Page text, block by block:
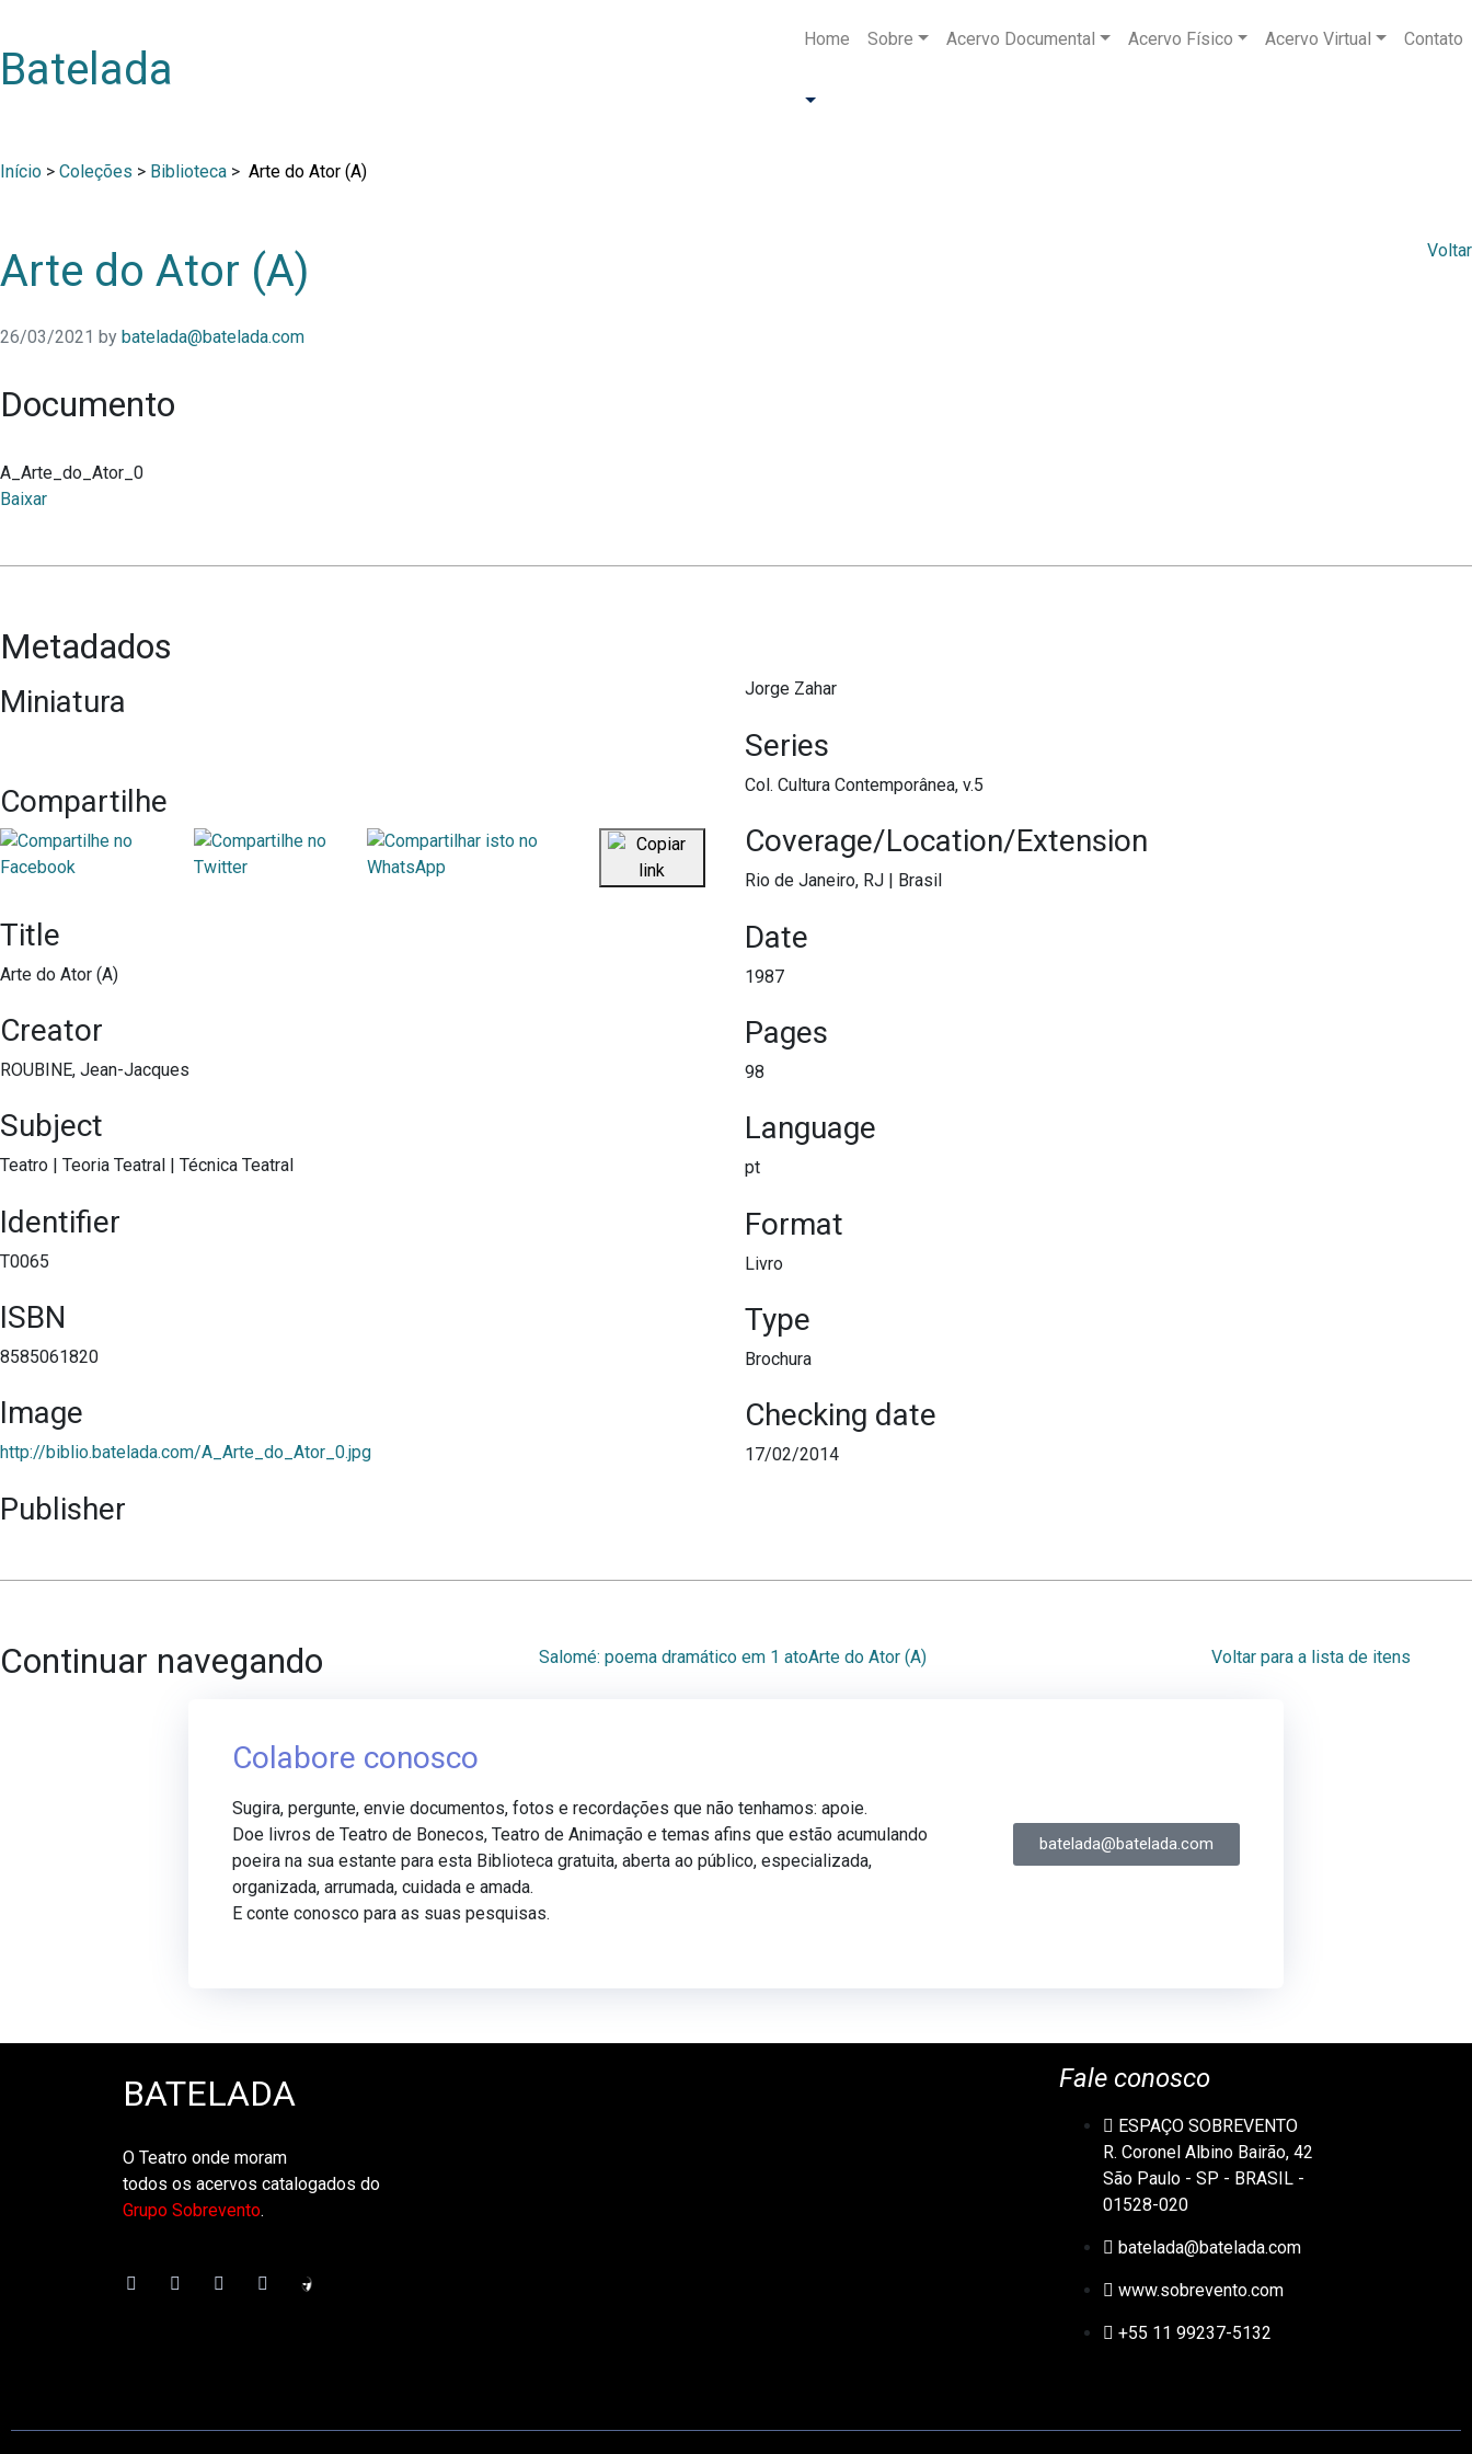
Batelada
Home Sobre Acervo Documental Acervo Físico Acervo Virtual Contato
Início > Coleções > Biblioteca > Arte do Ator (A)
Arte do Ator (A) Voltar
26/03/2021 by batelada@batelada.com
Documento
A_Arte_do_Ator_0
Baixar
Metadados
Miniatura
Compartilhe
Title
Arte do Ator (A)
Creator
ROUBINE, Jean-Jacques
Subject
Teatro Teoria Teatral Técnica Teatral
Identifier
T0065
ISBN
8585061820
Image
http://biblio.batelada.com/A_Arte_do_Ator_0.jpg
Publisher
Jorge Zahar
Series
Col. Cultura Contemporânea, v.5
Coverage/Location/Extension
Rio de Janeiro, RJ | Brasil
Date
1987
Pages
98
Language
pt
Format
Livro
Type
Brochura
Checking date
17/02/2014
Continuar navegando Salomé: poema dramático em 1 atoArte do Ator (A) Voltar para a lista de itens
Colabore conosco
Sugira, pergunte, envie documentos, fotos e recordações que não tenhamos: apoie.
Doe livros de Teatro de Bonecos, Teatro de Animação e temas afins que estão acumulando
poeira na sua estante para esta Biblioteca gratuita, aberta ao público, especializada,
organizada, arrumada, cuidada e amada.
E conte conosco para as suas pesquisas.
batelada@batelada.com
BATELADA
O Teatro onde moram
todos os acervos catalogados do
Grupo Sobrevento.
Fale conosco
ESPAÇO SOBREVENTO
R. Coronel Albino Bairão, 42
São Paulo - SP - BRASIL -
01528-020
batelada@batelada.com
www.sobrevento.com
+55 11 99237-5132